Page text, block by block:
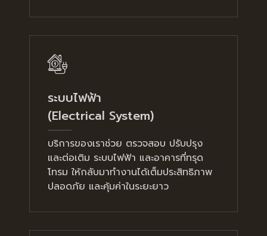
ระบบไฟฟ้า
(Electrical System)
บริการของเราช่วย ตรวจสอบ ปรับปรุง
และต่อเติม ระบบไฟฟ้า และอาคารที่ทรุด
โทรม ให้กลับมาทำงานได้เต็มประสิทธิภาพ
ปลอดภัย และคุ้มค่าในระยะยาว